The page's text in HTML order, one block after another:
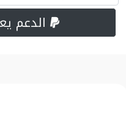
الدعم